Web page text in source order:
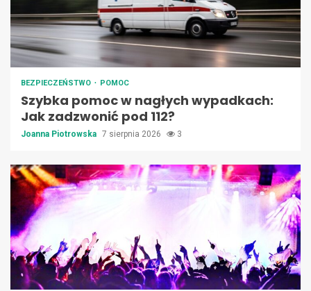
BEZPIECZEŃSTWO POMOC
Szybka pomoc w nagłych wypadkach:
Jak zadzwonić pod 112?
Joanna Piotrowska 7 sierpnia 2026 3